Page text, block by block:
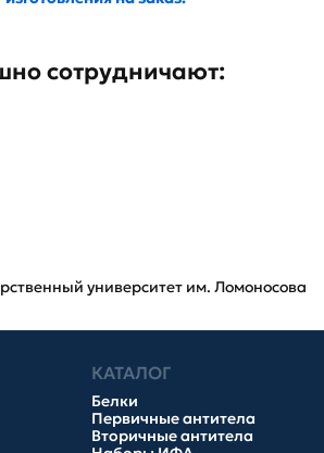
сотрудничают:
университет им. Ломоносова
КАТАЛОГ
Белки
Первичные антитела
Вторичные антитела